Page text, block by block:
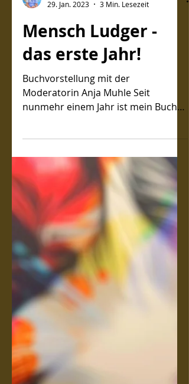
29. Jan. 2023
3 Min. Lesezeit
Mensch Ludger -
das erste Jahr!
Buchvorstellung mit der
Moderatorin Anja Muhle Seit
nunmehr einem Jahr ist mein Buch